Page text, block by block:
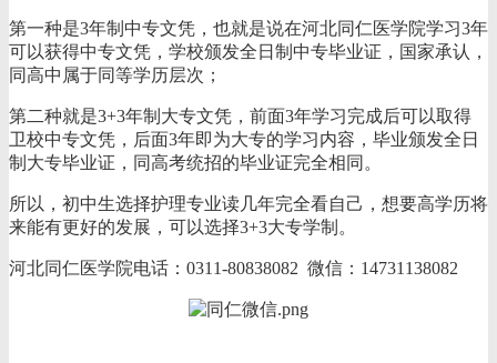
第一种是3年制中专文凭，也就是说在河北同仁医学院学习3年
可以获得中专文凭，学校颁发全日制中专毕业证，国家承认，
同高中属于同等学历层次；
第二种就是3+3年制大专文凭，前面3年学习完成后可以取得
卫校中专文凭，后面3年即为大专的学习内容，毕业颁发全日
制大专毕业证，同高考统招的毕业证完全相同。
所以，初中生选择护理专业读几年完全看自己，想要高学历将
来能有更好的发展，可以选择3+3大专学制。
河北同仁医学院电话：0311-80838082 微信：14731138082